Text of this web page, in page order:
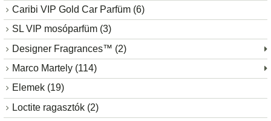
Caribi VIP Gold Car Parfüm (6)
SL VIP mosóparfüm (3)
Designer Fragrances™ (2)
Marco Martely (114)
Elemek (19)
Loctite ragasztók (2)